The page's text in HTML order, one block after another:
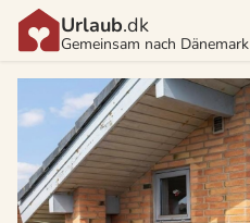
Urlaub.dk
Gemeinsam nach Dänemark